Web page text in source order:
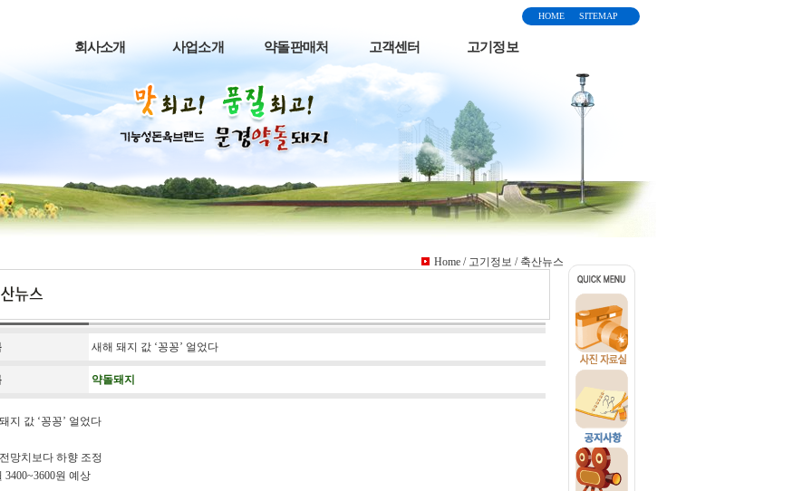
HOME SITEMAP
회사소개 사업소개 약돌판매처 고객센터 고기정보
Home / 고기정보 / 축산뉴스
새해 돼지 값 ‘꽁꽁’ 얼었다
약돌돼지
지 값 ‘꽁꽁’ 얼었다
망치보다 하향 조정
3400~3600원 예상